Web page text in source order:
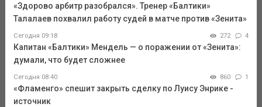
«Здорово арбитр разобрался». Тренер «Балтики»
Талалаев похвалил работу судей в матче против «Зенита»
Сегодня 09:18 272 4
Капитан «Балтики» Мендель — о поражении от «Зенита»:
думали, что будет сложнее
Сегодня 08:40 860 1
«Фламенго» спешит закрыть сделку по Луису Энрике -
источник